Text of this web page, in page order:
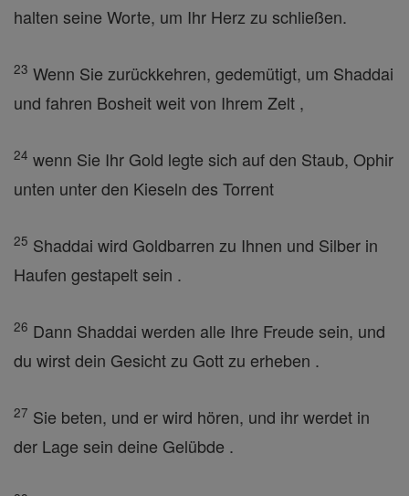
halten seine Worte, um Ihr Herz zu schließen.
23 Wenn Sie zurückkehren, gedemütigt, um Shaddai
und fahren Bosheit weit von Ihrem Zelt ,
24 wenn Sie Ihr Gold legte sich auf den Staub, Ophir
unten unter den Kieseln des Torrent
25 Shaddai wird Goldbarren zu Ihnen und Silber in
Haufen gestapelt sein .
26 Dann Shaddai werden alle Ihre Freude sein, und
du wirst dein Gesicht zu Gott zu erheben .
27 Sie beten, und er wird hören, und ihr werdet in
der Lage sein deine Gelübde .